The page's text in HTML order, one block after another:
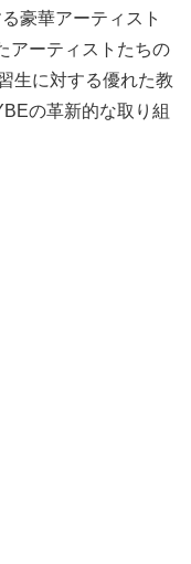
豪華アーティスト
アーティストたちの
生に対する優れた教
の革新的な取り組